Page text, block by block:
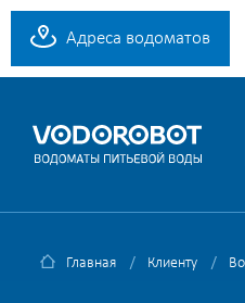
Адреса водоматов
Главная Клиенту